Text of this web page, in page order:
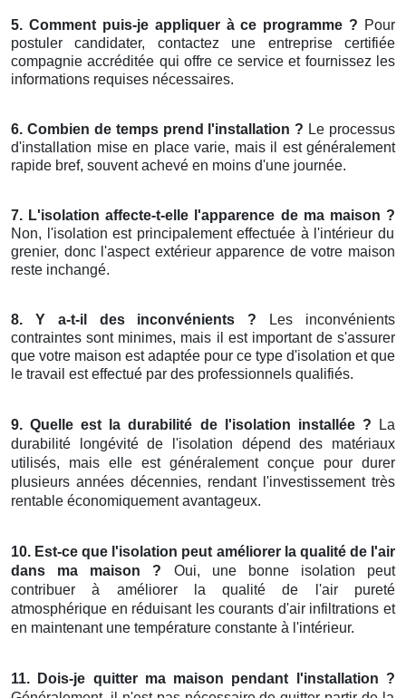
5. Comment puis-je appliquer à ce programme ? Pour
postuler candidater, contactez une entreprise certifiée
compagnie accréditée qui offre ce service et fournissez les
informations requises nécessaires.
6. Combien de temps prend l'installation ? Le processus
d'installation mise en place varie, mais il est généralement
rapide bref, souvent achevé en moins d'une journée.
7. L'isolation affecte-t-elle l'apparence de ma maison ?
Non, l'isolation est principalement effectuée à l'intérieur du
grenier, donc l'aspect extérieur apparence de votre maison
reste inchangé.
8. Y a-t-il des inconvénients ? Les inconvénients
contraintes sont minimes, mais il est important de s'assurer
que votre maison est adaptée pour ce type d'isolation et que
le travail est effectué par des professionnels qualifiés.
9. Quelle est la durabilité de l'isolation installée ? La
durabilité longévité de l'isolation dépend des matériaux
utilisés, mais elle est généralement conçue pour durer
plusieurs années décennies, rendant l'investissement très
rentable économiquement avantageux.
10. Est-ce que l'isolation peut améliorer la qualité de l'air
dans ma maison ? Oui, une bonne isolation peut
contribuer à améliorer la qualité de l'air pureté
atmosphérique en réduisant les courants d'air infiltrations et
en maintenant une température constante à l'intérieur.
11. Dois-je quitter ma maison pendant l'installation ?